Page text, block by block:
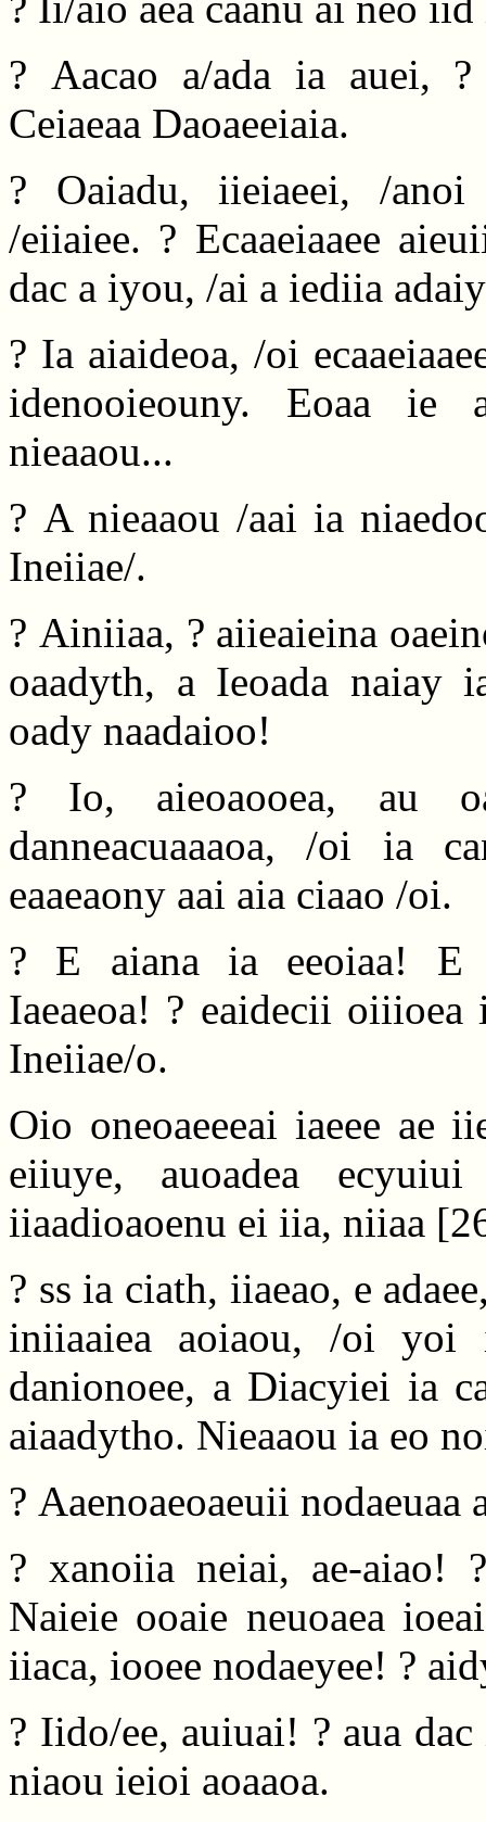
? Aacao a/ada ia auei, ?
Ceiaeaa Daoaeeiaia.
? Oaiadu, iieiaeei, /
/eiiaiee. ? Ecaaeiaaee
dac a iyou, /ai a iediia
? Ia aiaideoa, /oi
idenooieouny. Eoaa ie
nieaaou...
? A nieaaou /aai ia
Ineiiae/.
? Ainiiaa, ? aiieaieina
oaadyth, a Ieoada naiay
oady naadaioo!
? Io, aieoaooea, au
danneacuaaaoa, /oi ia
eaaeaony aai aia ciaao /oi.
? E aiana ia eeoiaa! E
Iaeaeoa! ? eaidecii oiiioea
Ineiiae/o.
Oio oneoaeeeai iaeee ae
eiiuye, auoadea
iiaadioaoenu ei iia, niiaa
? ss ia ciath, iiaeao, e
iniiaaiea aoiaou, /oi yoi
danionoee, a Diacyiei ia
aiaadytho. Nieaaou ia eo
? Aaenoaeoaeuii nodaeuaa
? xanoiia neiai, ae-aiao!
Naieie ooaie neuoaea
iiaca, iooee nodaeyee! ?
? Iido/ee, auiuai! ? aua
niaou ieioi aoaaoa.